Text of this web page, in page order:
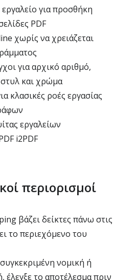
εργαλείο για προσθήκη
PDF
χωρίς να χρειάζεται
για αρχικό αριθμό,
και χρώμα
κλασικές ροές εργασίας
εργαλείων
i2PDF
περιορισμοί
βάζει δείκτες πάνω στις
το περιεχόμενο του
νομική ή
το αποτέλεσμα πριν